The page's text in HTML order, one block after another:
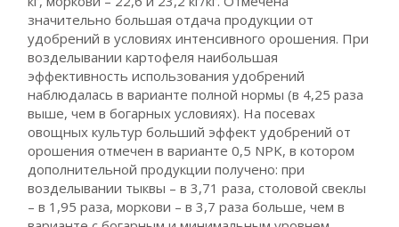
значительно большая отдача продукции от
удобрений в условиях интенсивного орошения. При
возделывании картофеля наибольшая
эффективность использования удобрений
наблюдалась в варианте полной нормы (в 4,25 раза
выше, чем в богарных условиях). На посевах
овощных культур больший эффект удобрений от
орошения отмечен в варианте 0,5 NPK, в котором
дополнительной продукции получено: при
возделывании тыквы – в 3,71 раза, столовой свеклы
– в 1,95 раза, моркови – в 3,7 раза больше, чем в